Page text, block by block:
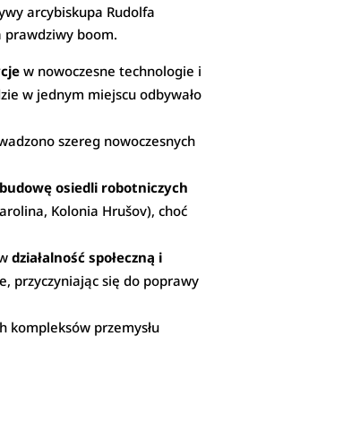
arcybiskupa Rudolfa
prawdziwy boom.
w nowoczesne technologie i
w jednym miejscu odbywało
szereg nowoczesnych
osiedli robotniczych
Kolonia Hrušov), choć
działalność społeczną i
przyczyniając się do poprawy
kompleksów przemysłu